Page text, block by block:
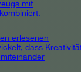
mit
erlesenen
dass